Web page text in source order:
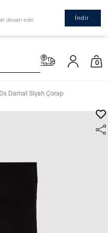
devam edin İndir
0
Ds Damat Siyah Çorap